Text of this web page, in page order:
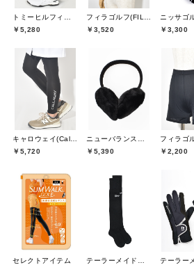
￥5,280
￥3,520
￥3,300
￥5,720
￥5,390
￥2,200
セレクトアイテム